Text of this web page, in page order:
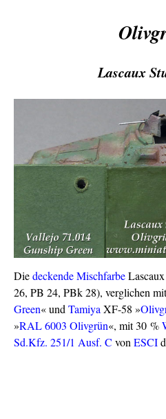
Lascaux
DiedeckendeMischfarbe
26, PB 24, PBk 28), verglichen
Green« und Tamiya XF-58 »
»RAL 6003 Olivgrün«, mit 30 %
Sd.Kfz. 251/1 Ausf. C von ESCI